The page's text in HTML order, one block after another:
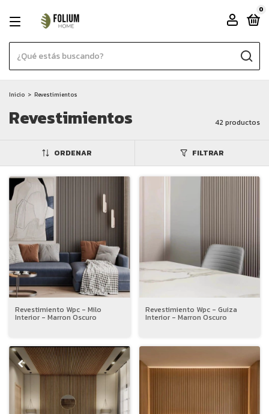
0
Inicio > Revestimientos
Revestimientos 42 productos
ORDENAR FILTRAR
Revestimiento Wpc - Milo
Interior - Marron Oscuro
Revestimiento Wpc - Guiza
Interior - Marron Oscuro